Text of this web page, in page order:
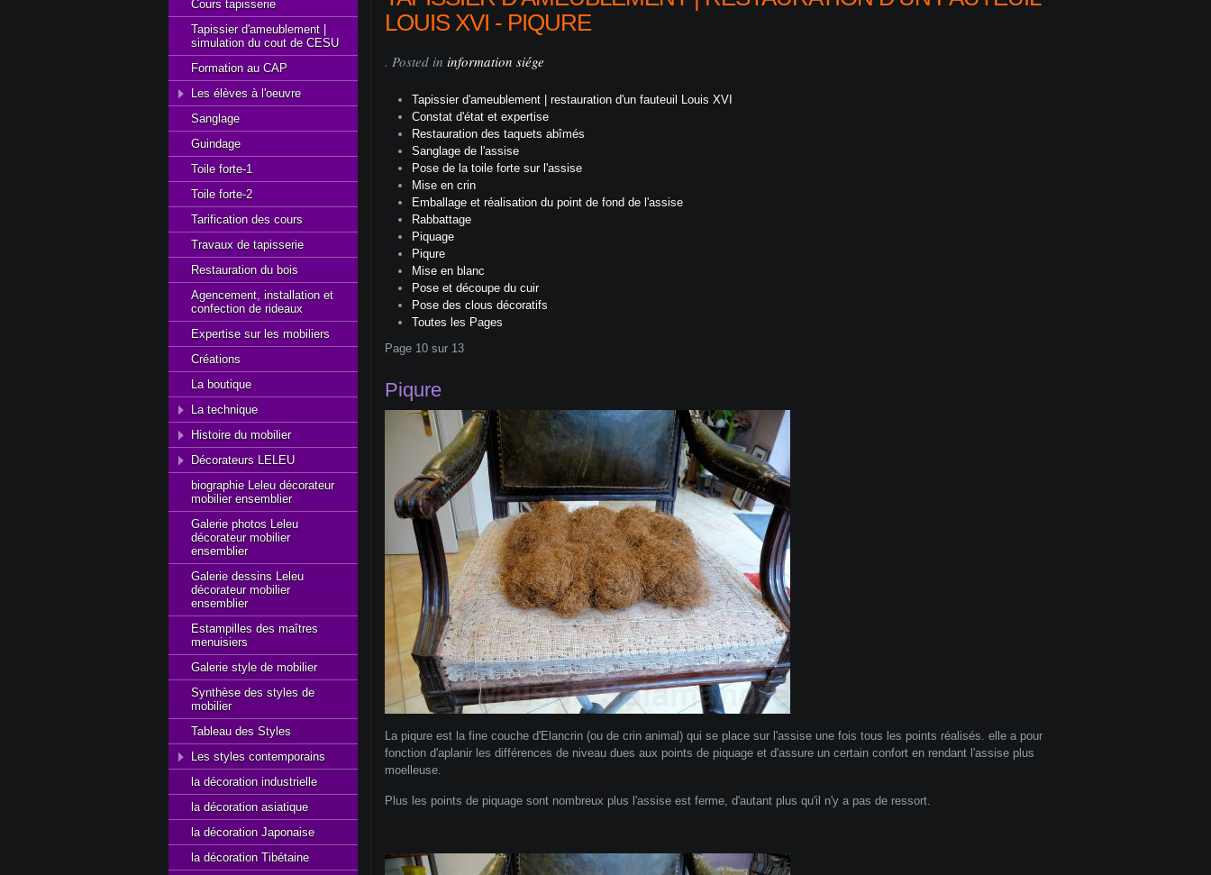
LOUIS XVI - PIQURE
. Posted in information siége
Tapissier d'ameublement | restauration d'un fauteuil Louis XVI
Constat d'état et expertise
Restauration des taquets abîmés
Sanglage de l'assise
Pose de la toile forte sur l'assise
Mise en crin
Emballage et réalisation du point de fond de l'assise
Rabbattage
Piquage
Piqure
Mise en blanc
Pose et découpe du cuir
Pose des clous décoratifs
Toutes les Pages
Page 10 sur 13
Piqure
La piqure est la fine couche d'Elancrin (ou de crin animal) qui se place sur l'assise une fois tous les points réalisés. elle a pour
fonction d'aplanir les différences de niveau dues aux points de piquage et d'assure un certain confort en rendant l'assise plus
moelleuse.
Plus les points de piquage sont nombreux plus l'assise est ferme, d'autant plus qu'il n'y a pas de ressort.
Cours tapisserie
Tapissier d'ameublement |
simulation du cout de CESU
Formation au CAP
Les élèves à l'oeuvre
Sanglage
Guindage
Toile forte-1
Toile forte-2
Tarification des cours
Travaux de tapisserie
Restauration du bois
Agencement, installation et
confection de rideaux
Expertise sur les mobiliers
Créations
La boutique
La technique
Histoire du mobilier
Décorateurs LELEU
biographie Leleu décorateur
mobilier ensemblier
Galerie photos Leleu
décorateur mobilier
ensemblier
Galerie dessins Leleu
décorateur mobilier
ensemblier
Estampilles des maîtres
menuisiers
Galerie style de mobilier
Synthèse des styles de
mobilier
Tableau des Styles
Les styles contemporains
la décoration industrielle
la décoration asiatique
la décoration Japonaise
la décoration Tibétaine